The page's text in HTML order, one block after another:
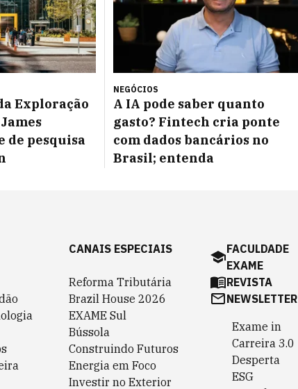
Exploração
de pesquisa
NEGÓCIOS
A IA pode saber quanto
gasto? Fintech cria ponte
com dados bancários no
Brasil; entenda
CANAIS ESPECIAIS
Reforma Tributária
Brazil House 2026
EXAME Sul
Bússola
Construindo Futuros
Energia em Foco
Investir no Exterior
FACULDADE
EXAME
REVISTA
NEWSLETTER
Exame in
Carreira 3.0
Desperta
ESG